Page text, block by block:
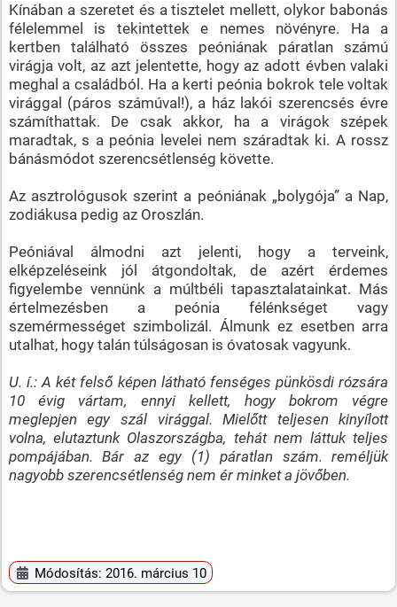
Kínában a szeretet és a tisztelet mellett, olykor babonás
félelemmel is tekintettek e nemes növényre. Ha a
kertben található összes peóniának páratlan számú
virágja volt, az azt jelentette, hogy az adott évben valaki
meghal a családból. Ha a kerti peónia bokrok tele voltak
virággal (páros számúval!), a ház lakói szerencsés évre
számíthattak. De csak akkor, ha a virágok szépek
maradtak, s a peónia levelei nem száradtak ki. A rossz
bánásmódot szerencsétlenség követte.
Az asztrológusok szerint a peóniának „bolygója” a Nap,
zodiákusa pedig az Oroszlán.
Peóniával álmodni azt jelenti, hogy a terveink,
elképzeléseink jól átgondoltak, de azért érdemes
figyelembe vennünk a múltbéli tapasztalatainkat. Más
értelmezésben a peónia félénkséget vagy
szemérmességet szimbolizál. Álmunk ez esetben arra
utalhat, hogy talán túlságosan is óvatosak vagyunk.
U. í.: A két felső képen látható fenséges pünkösdi rózsára
10 évig vártam, ennyi kellett, hogy bokrom végre
meglepjen egy szál virággal. Mielőtt teljesen kinyílott
volna, elutaztunk Olaszországba, tehát nem láttuk teljes
pompájában. Bár az egy (1) páratlan szám. reméljük
nagyobb szerencsétlenség nem ér minket a jövőben.
Módosítás: 2016. március 10